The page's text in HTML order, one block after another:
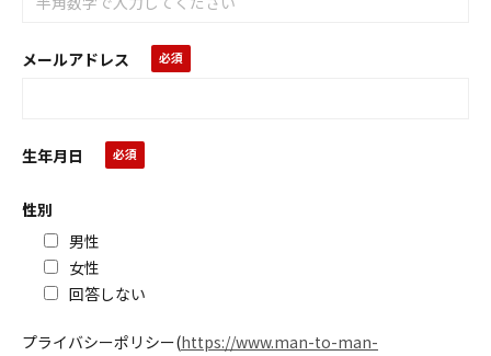
メールアドレス
生年月日
性別
男性
女性
回答しない
プライバシーポリシー(https://www.man-to-man-